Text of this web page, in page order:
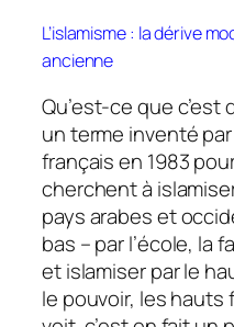
L’islamisme : la dérive
ancienne
Qu’est-ce que c’est
un terme inventé
français en 1983
cherchent à
pays arabes et
bas – par l’école, la
et islamiser par le
le pouvoir, les hauts